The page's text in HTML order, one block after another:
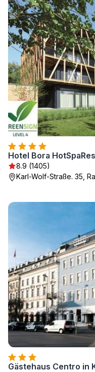
Hotel Bora
8.9 (1405)
Karl-Wolf-Straße. 35,
Gästehaus Centro in